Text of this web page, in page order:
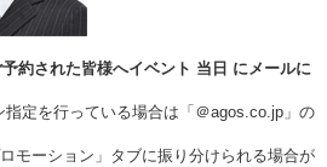
約された皆様へイベント 当日 にメールに
定を行っている場合は「＠agos.co.jp」の
モーション」タブに振り分けられる場合が